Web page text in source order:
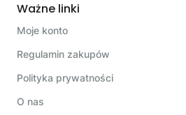
Ważne linki
Moje konto
Regulamin zakupów
Polityka prywatności
O nas